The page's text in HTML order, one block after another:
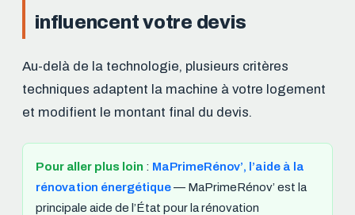
influencent votre devis
Au-delà de la technologie, plusieurs critères
techniques adaptent la machine à votre logement
et modifient le montant final du devis.
Pour aller plus loin : MaPrimeRénov’, l’aide à la
rénovation énergétique— MaPrimeRénov’ est la
principale aide de l’État pour la rénovation